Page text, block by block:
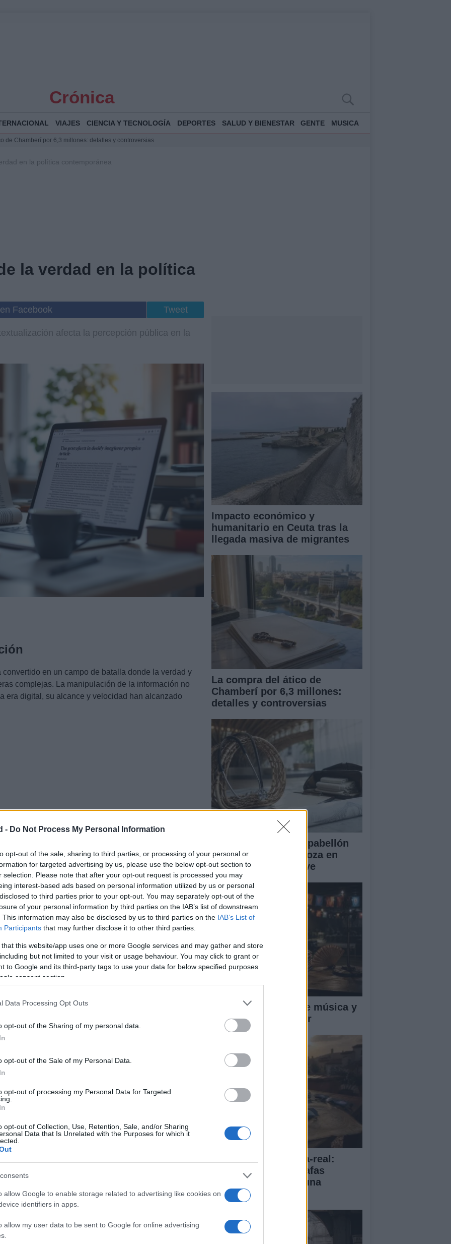
- Do Not Process My Personal Information
opt-out of the sale, sharing to third parties, or processing of your personal or
for targeted advertising by us, please use the below opt-out section to
selection. Please note that after your opt-out request is processed you may
interest-based ads based on personal information utilized by us or personal
to third parties prior to your opt-out. You may separately opt-out of the
of your personal information by third parties on the IAB’s list of downstream
This information may also be disclosed by us to third parties on the IAB’s List of
Participants that may further disclose it to other third parties.
that this website/app uses one or more Google services and may gather and store
but not limited to your visit or usage behaviour. You may click to grant or
to Google and its third-party tags to use your data for below specified purposes
consent section.
Data Processing Opt Outs
opt-out of the Sharing of my personal data.
opt-out of the Sale of my Personal Data.
opt-out of processing my Personal Data for Targeted
opt-out of Collection, Use, Retention, Sale, and/or Sharing
Data that Is Unrelated with the Purposes for which it
allow Google to enable storage related to advertising like cookies on
identifiers in apps.
allow my user data to be sent to Google for online advertising
Crónica
VIAJES CIENCIA Y TECNOLOGÍA DEPORTES SALUD Y BIENESTAR GENTE MUSICA
de Chamberí por 6,3 millones: detalles y controversias
música y cultura en Santander
en la política contemporánea
la verdad en la política
Facebook Tweet
afecta la percepción pública en la
en un campo de batalla donde la verdad y
complejas. La manipulación de la información no
era digital, su alcance y velocidad han alcanzado
falsa ha transformado la forma en que los
un entorno donde la descontextualización se
para los líderes políticos.
acrítica
la norma en una sociedad inundada de información.
un pasado que no vivieron, se ven atrapados en
partir de mentiras. Esta situación es preocupante,
de la información recibida puede llevar a la
Impacto económico y
humanitario en Ceuta tras la
llegada masiva de migrantes
La compra del ático de
Chamberí por 6,3 millones:
detalles y controversias
Transformación del pabellón
de la Expo de Zaragoza en
centro sanitario clave
FIS 2026: 75 años de música y
cultura en Santander
Eclipse solar en Vila-real:
talleres, cultura y gafas
homologadas para una
experiencia única